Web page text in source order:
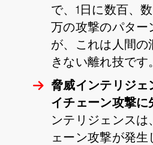
で、1日に数百、
万の攻撃のパター
が、これは人間
きない離れ技です
脅威インテリジェ
イチェーン攻撃に
ンテリジェンス
ェーン攻撃が発生